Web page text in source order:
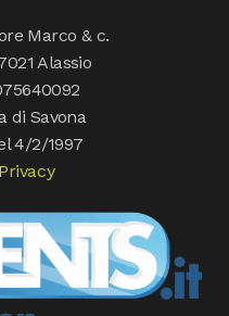
Marco & c.
Alassio
di Savona
4/2/1997
Privacy